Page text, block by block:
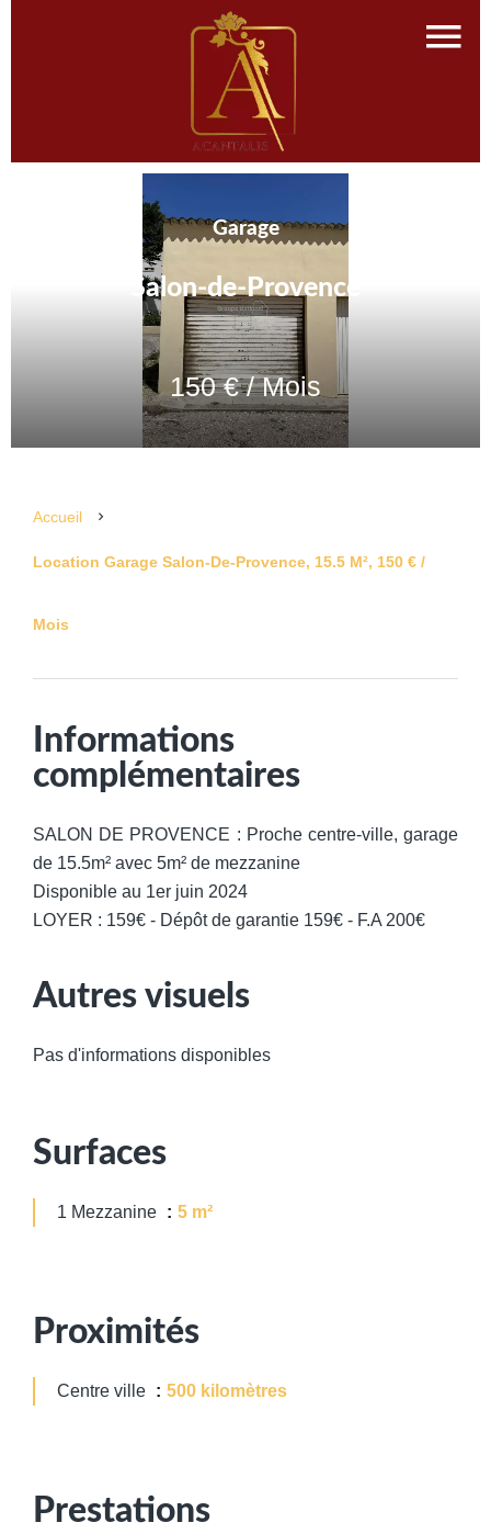
Garage
Salon-de-Provence
150 € / Mois
Accueil
Location Garage Salon-De-Provence, 15.5 M², 150 € /
Mois
Informations
complémentaires
SALON DE PROVENCE : Proche centre-ville, garage
de 15.5m² avec 5m² de mezzanine
Disponible au 1er juin 2024
LOYER : 159€ - Dépôt de garantie 159€ - F.A 200€
Autres visuels
Pas d'informations disponibles
Surfaces
1 Mezzanine 5 m²
Proximités
Centre ville 500 kilomètres
Prestations